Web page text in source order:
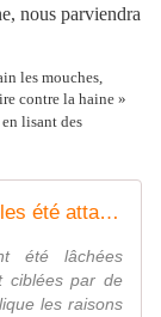
nous parviendra
les mouches,
contre la haine »
lisant des
Pourquoi les colombes du pape ont-elles été attaquées ?
été lâchées
ciblées par de
les raisons